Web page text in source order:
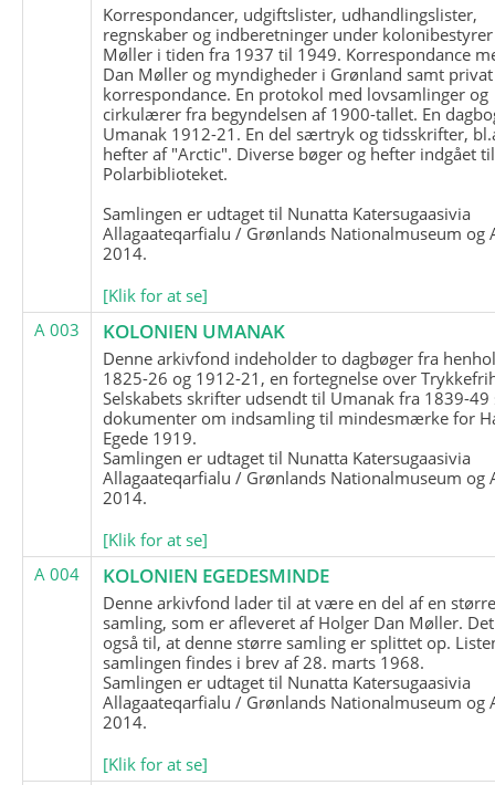
Korrespondancer, udgiftslister, udhandlingslister,
regnskaber og indberetninger under
Møller i tiden fra 1937 til 1949. Korrespondance
Dan Møller og myndigheder i Grønland samt privat
korrespondance. En protokol med lovsamlinger og
cirkulærer fra begyndelsen af 1900-tallet. En
Umanak 1912-21. En del særtryk og tidsskrifter,
hefter af "Arctic". Diverse bøger og hefter indgået til
Polarbiblioteket.
Samlingen er udtaget til Nunatta Katersugaasivia
Allagaateqarfialu / Grønlands Nationalmuseum og
2014.
[Klik for at se]
A 003
KOLONIEN UMANAK
Denne arkivfond indeholder to dagbøger fra
1825-26 og 1912-21, en fortegnelse over
Selskabets skrifter udsendt til Umanak fra 1839-49
dokumenter om indsamling til mindesmærke for
Egede 1919.
Samlingen er udtaget til Nunatta Katersugaasivia
Allagaateqarfialu / Grønlands Nationalmuseum og
2014.
[Klik for at se]
A 004
KOLONIEN EGEDESMINDE
Denne arkivfond lader til at være en del af en
samling, som er afleveret af Holger Dan Møller.
også til, at denne større samling er splittet op.
samlingen findes i brev af 28. marts 1968.
Samlingen er udtaget til Nunatta Katersugaasivia
Allagaateqarfialu / Grønlands Nationalmuseum og
2014.
[Klik for at se]